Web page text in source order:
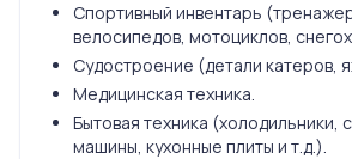
Спортивный инвентарь
велосипедов, мотоциклов,
Судостроение (детали катеров,
Медицинская техника.
Бытовая техника (холодильники,
машины, кухонные плиты и т.д.).